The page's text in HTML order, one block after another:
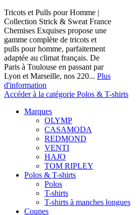
Tricots et Pulls pour Homme |
Collection Strick & Sweat France
Chemises Exquises propose une
gamme complète de tricots et
pulls pour homme, parfaitement
adaptée au climat français. De
Paris à Toulouse en passant par
Lyon et Marseille, nos 220... Plus
d'information
Accéder à la catégorie Polos & T-shirts
Marques
OLYMP
CASAMODA
REDMOND
VENTI
HAJO
TOM RIPLEY
Polos & T-shirts
Polos
T-shirts
T-shirts à manches longues
Coupes